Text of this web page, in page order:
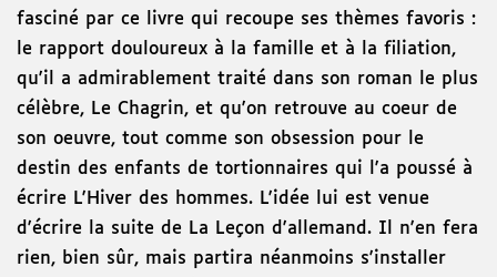
fasciné par ce livre qui recoupe ses thèmes favoris :
le rapport douloureux à la famille et à la filiation,
qu'il a admirablement traité dans son roman le plus
célèbre, Le Chagrin, et qu'on retrouve au coeur de
son oeuvre, tout comme son obsession pour le
destin des enfants de tortionnaires qui l'a poussé à
écrire L'Hiver des hommes. L'idée lui est venue
d'écrire la suite de La Leçon d'allemand. Il n'en fera
rien, bien sûr, mais partira néanmoins s'installer